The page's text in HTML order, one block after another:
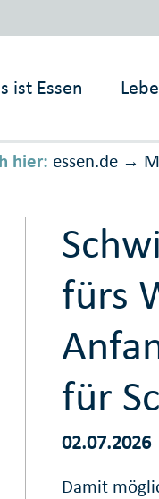
ist Essen
hier: essen.de →
fürs
für
02.07.2026
Damit